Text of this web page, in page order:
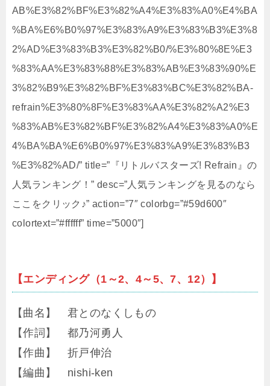
AB%E3%82%BF%E3%82%A4%E3%83%A0%E4%BA
%BA%E6%B0%97%E3%83%A9%E3%83%B3%E3%8
2%AD%E3%83%B3%E3%82%B0/%E3%80%8E%E3
%83%AA%E3%83%88%E3%83%AB%E3%83%90%E
3%82%B9%E3%82%BF%E3%83%BC%E3%82%BA-
refrain%E3%80%8F%E3%83%AA%E3%82%A2%E3
%83%AB%E3%82%BF%E3%82%A4%E3%83%A0%E
4%BA%BA%E6%B0%97%E3%83%A9%E3%83%B3
%E3%82%AD/” title=”『リトルバスターズ! Refrain』の
人気ランキング！” desc=”人気ランキングを見るのなら
ここをクリック♪” action=”7″ colorbg=”#59d600″
colortext=”#ffffff” time=”5000″]
【エンディング（1～2、4～5、7、12）】
【曲名】 君とのなくしもの
【作詞】 都乃河勇人
【作曲】 折戸伸治
【編曲】 nishi-ken